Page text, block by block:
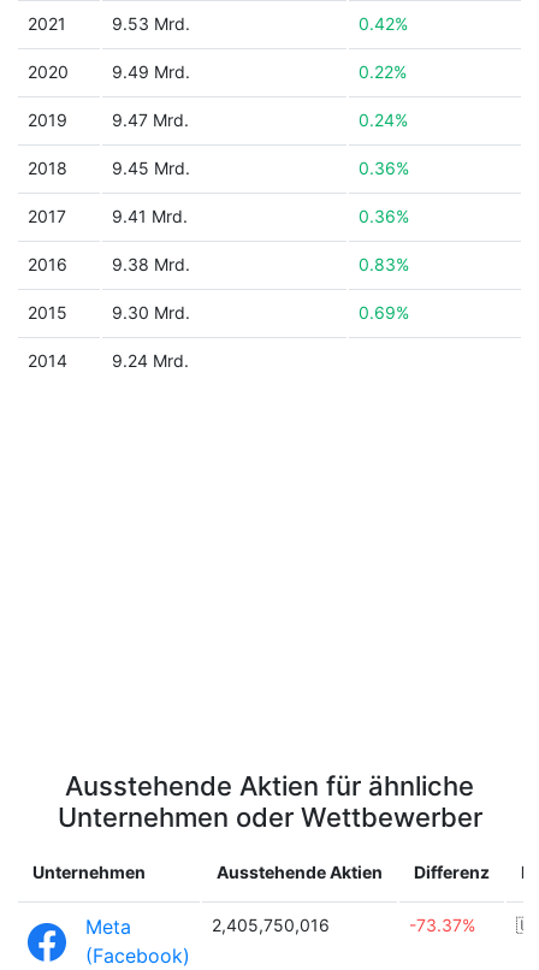
2021 9.53 Mrd. 0.42%
2020 9.49 Mrd. 0.22%
2019 9.47 Mrd. 0.24%
2018 9.45 Mrd. 0.36%
2017 9.41 Mrd. 0.36%
2016 9.38 Mrd. 0.83%
2015 9.30 Mrd. 0.69%
2014 9.24 Mrd.
Ausstehende Aktien für ähnliche
Unternehmen oder Wettbewerber
Unternehmen Ausstehende Aktien Differenz
Meta
(Facebook)
2,405,750,016 -73.37%